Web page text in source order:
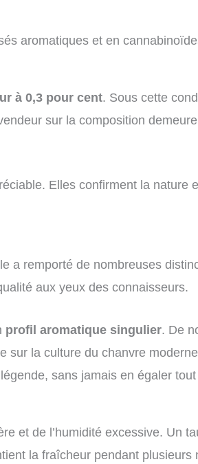
aromatiques et en
à 0,3 pour cent. Sous cette
sur la composition
Elles confirment la nature
a remporté de nombreuses
aux yeux des connaisseurs.
profil aromatique singulier. De
sur la culture du chanvre
sans jamais en égaler tout
et de l’humidité excessive. Un
la fraîcheur pendant plusieurs